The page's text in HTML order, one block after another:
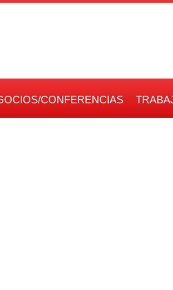
CONFERENCIAS